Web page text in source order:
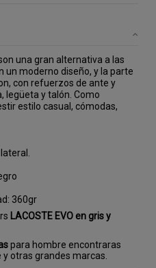
una gran alternativa a las
un moderno diseño, y la parte
con refuerzos de ante y
legüeta y talón. Como
estilo casual, cómodas,
360gr
LACOSTE EVO en gris y
para hombre encontraras
otras grandes marcas.